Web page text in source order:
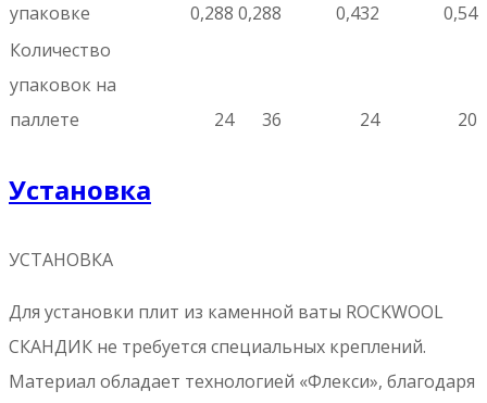
упаковке
0,288 0,288 0,432
0,54
Количество
упаковок на
паллете
24 36 24 20
Установка
УСТАНОВКА
Для установки плит из каменной ваты ROCKWOOL
СКАНДИК не требуется специальных креплений.
Материал обладает технологией «Флекси», благодаря